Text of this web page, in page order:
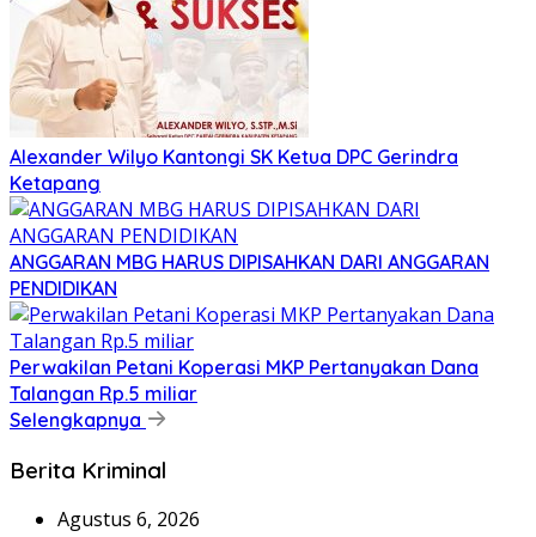
Alexander Wilyo Kantongi SK Ketua DPC Gerindra
Ketapang
ANGGARAN MBG HARUS DIPISAHKAN DARI ANGGARAN
PENDIDIKAN
Perwakilan Petani Koperasi MKP Pertanyakan Dana
Talangan Rp.5 miliar
Selengkapnya
Berita Kriminal
Agustus 6, 2026